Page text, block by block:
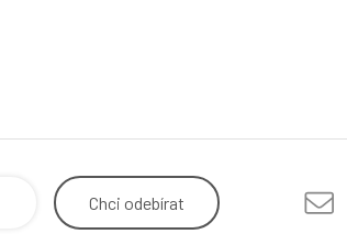
Chci odebírat